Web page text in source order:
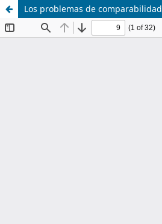
Los problemas de